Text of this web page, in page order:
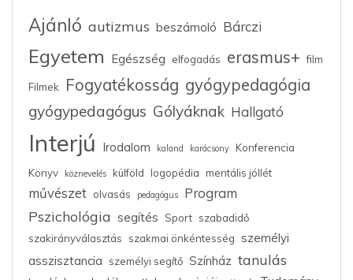
Ajánló autizmus beszámoló Bárczi
Egyetem Egészség elfogadás erasmus+ film
Filmek Fogyatékosság gyógypedagógia
gyógypedagógus Gólyáknak Hallgató
Interjú Irodalom kaland karácsony
Konferencia
Könyv
köznevelés külföld logopédia mentális jóllét
művészet olvasás pedagógus Program
Pszichológia segítés Sport szabadidő
szakirányválasztás
szakmai önkéntesség személyi
asszisztancia
személyi segítő Színház tanulás